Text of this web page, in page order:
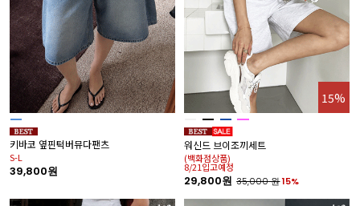
키바코 옆핀턱버뮤다팬츠
S-L
39,800원
15%
워신드 브이조끼세트
(백화점상품)
8/21입고예정
29,800원 35,000원15%